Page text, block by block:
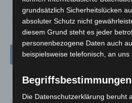
grundsätzlich Sicherheitslücken
absoluter Schutz nicht
diesem Grund steht es jeder
personenbezogene Daten auch
beispielsweise telefonisch, an uns
Begriffsbestimmungen
Die Datenschutzerklärung beruht